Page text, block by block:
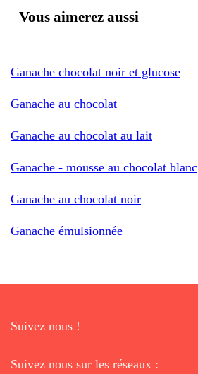
Vous aimerez aussi
Ganache chocolat noir et glucose
Ganache au chocolat
Ganache au chocolat au lait
Ganache - mousse au chocolat blanc
Ganache au chocolat noir
Ganache émulsionnée
Suivez nous !
Suivez nous sur les réseaux :